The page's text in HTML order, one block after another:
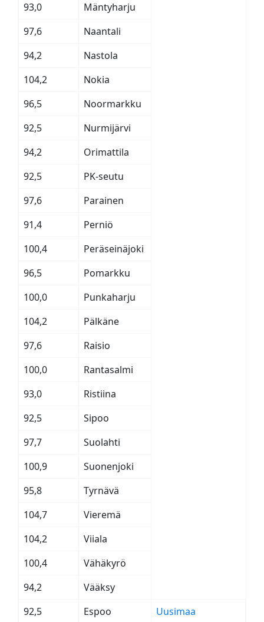
93,0
Mäntyharju
97,6
Naantali
94,2
Nastola
104,2
Nokia
96,5
Noormarkku
92,5
Nurmijärvi
94,2
Orimattila
92,5
PK-seutu
97,6
Parainen
91,4
Perniö
100,4
Peräseinäjoki
96,5
Pomarkku
100,0
Punkaharju
104,2
Pälkäne
97,6
Raisio
100,0
Rantasalmi
93,0
Ristiina
92,5
Sipoo
97,7
Suolahti
100,9
Suonenjoki
95,8
Tyrnävä
104,7
Vieremä
104,2
Viiala
100,4
Vähäkyrö
94,2
Vääksy
92,5
Espoo Uusimaa